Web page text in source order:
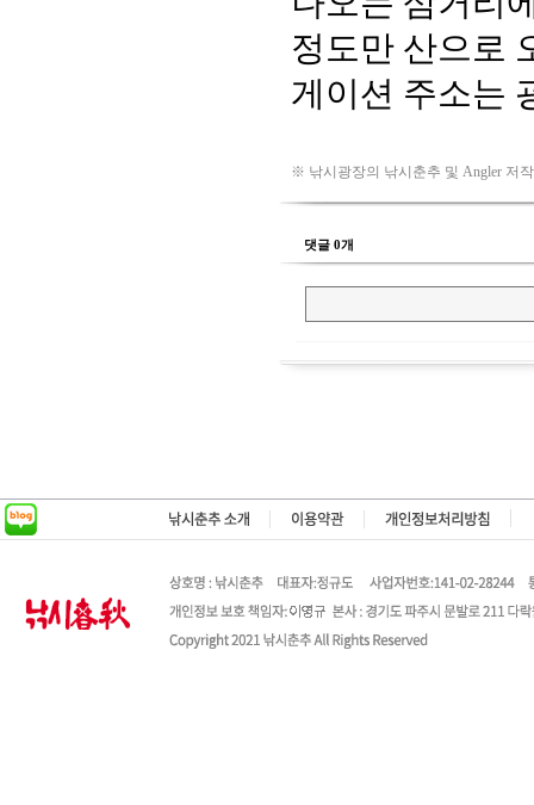
※ 낚시광장의 낚시춘추 및 Angler 저
댓글 0개